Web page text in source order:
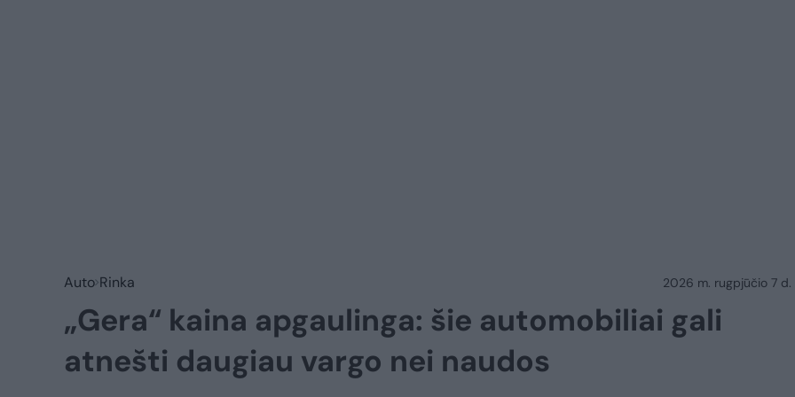
Auto Rinka 2026 m. rugpjūčio 7 d.
„Gera“ kaina apgaulinga: šie automobiliai gali
atnešti daugiau vargo nei naudos